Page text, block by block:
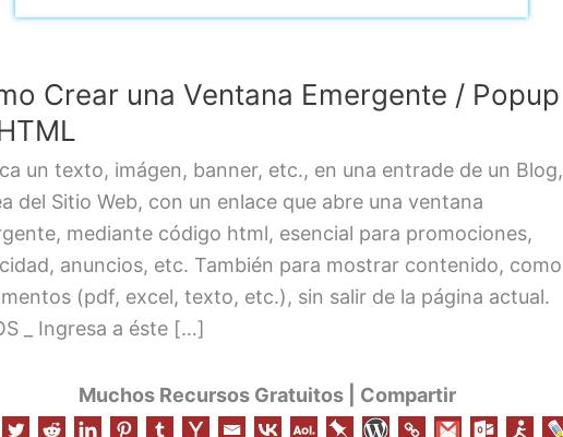
Crear una Ventana Emergente / Popup
un texto, imágen, banner, etc., en una entrade de un Blog,
del Sitio Web, con un enlace que abre una ventana
mediante código html, esencial para promociones,
anuncios, etc. También para mostrar contenido, como
(pdf, excel, texto, etc.), sin salir de la página actual.
_ Ingresa a éste […]
Muchos Recursos Gratuitos | Compartir